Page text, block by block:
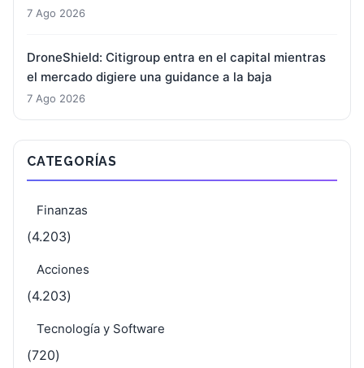
7 Ago 2026
DroneShield: Citigroup entra en el capital mientras
el mercado digiere una guidance a la baja
7 Ago 2026
CATEGORÍAS
Finanzas
(4.203)
Acciones
(4.203)
Tecnología y Software
(720)